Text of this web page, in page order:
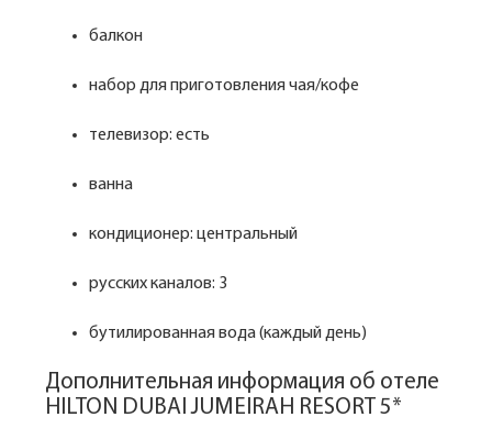
балкон
набор для приготовления чая/кофе
телевизор: есть
ванна
кондиционер: центральный
русских каналов: 3
бутилированная вода (каждый день)
Дополнительная информация об отеле
HILTON DUBAI JUMEIRAH RESORT 5*